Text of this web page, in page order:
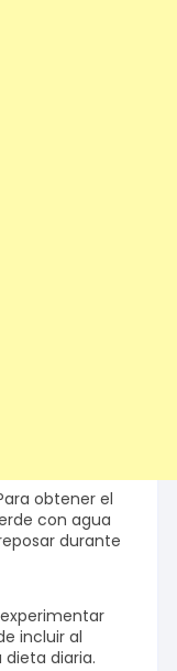
obtener el
con agua
durante
incluir al
diaria.